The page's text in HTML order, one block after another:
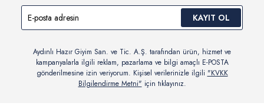
KAYIT OL
Aydınlı Hazır Giyim San. ve Tic. A.Ş. tarafından ürün, hizmet ve
kampanyalarla ilgili reklam, pazarlama ve bilgi amaçlı E-POSTA
gönderilmesine izin veriyorum. Kişisel verilerinizle ilgili "KVKK
Bilgilendirme Metni" için tıklayınız.